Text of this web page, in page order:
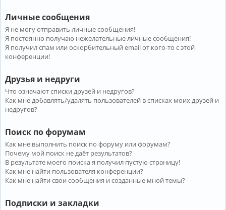
Личные сообщения
Я не могу отправить личные сообщения!
Я постоянно получаю нежелательные личные сообщения!
Я получил спам или оскорбительный email от кого-то с этой
конференции!
Друзья и недруги
Что означают списки друзей и недругов?
Как мне добавлять/удалять пользователей в списках моих друзей и
недругов?
Поиск по форумам
Как мне выполнить поиск по форуму или форумам?
Почему мой поиск не даёт результатов?
В результате моего поиска я получил пустую страницу!
Как мне найти пользователя конференции?
Как мне найти свои сообщения и созданные мной темы?
Подписки и закладки